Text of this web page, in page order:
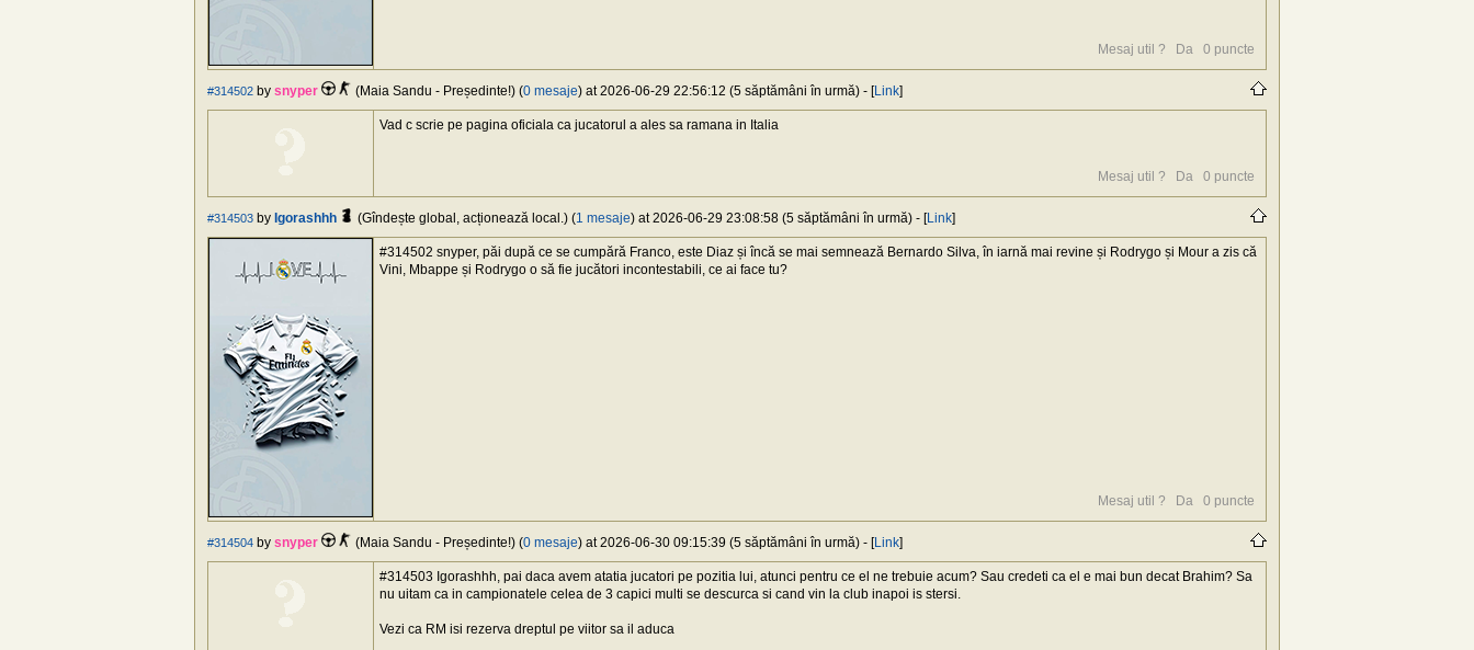
Mesaj util ? Da 0 puncte
#314502 by snyper (Maia Sandu - Președinte!) (0 mesaje) at 2026-06-29 22:56:12 (5 săptămâni în urmă) - [Link]
Vad c scrie pe pagina oficiala ca jucatorul a ales sa ramana in Italia
Mesaj util ? Da 0 puncte
#314503 by Igorashhh (Gîndește global, acționează local.) (1 mesaje) at 2026-06-29 23:08:58 (5 săptămâni în urmă) - [Link]
#314502 snyper, păi după ce se cumpără Franco, este Diaz și încă se mai semnează Bernardo Silva, în iarnă mai revine și Rodrygo și Mour a zis că
Vini, Mbappe și Rodrygo o să fie jucători incontestabili, ce ai face tu?
Mesaj util ? Da 0 puncte
#314504 by snyper (Maia Sandu - Președinte!) (0 mesaje) at 2026-06-30 09:15:39 (5 săptămâni în urmă) - [Link]
#314503 Igorashhh, pai daca avem atatia jucatori pe pozitia lui, atunci pentru ce el ne trebuie acum? Sau credeti ca el e mai bun decat Brahim? Sa
nu uitam ca in campionatele celea de 3 capici multi se descurca si cand vin la club inapoi is stersi.
Vezi ca RM isi rezerva dreptul pe viitor sa il aduca